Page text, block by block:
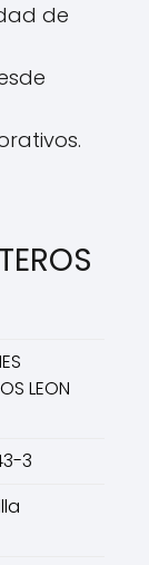
de
LEON
3